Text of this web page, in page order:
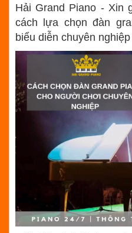
Hải Grand Piano - Xin
cách lựa chọn đàn
biểu diễn chuyên